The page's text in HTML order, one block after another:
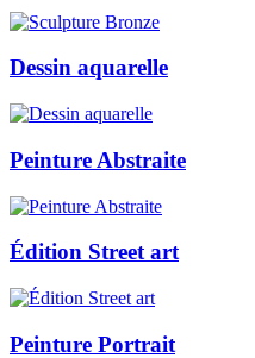
Dessin aquarelle
Peinture Abstraite
Édition Street art
Peinture Portrait